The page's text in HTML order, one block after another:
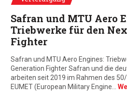
Safran und MTU Aero
Triebwerke für den
Fighter
Safran und MTU Aero Engines:
Generation Fighter Safran und die
arbeiten seit 2019 im Rahmen des
EUMET (European Military Engine…